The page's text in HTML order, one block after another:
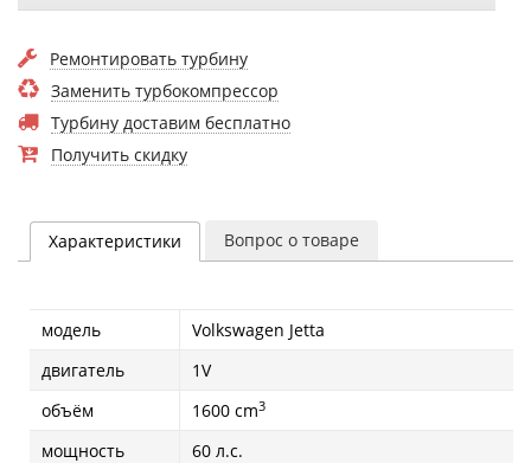
Ремонтировать турбину
Заменить турбокомпрессор
Турбину доставим бесплатно
Получить скидку
Характеристики Вопрос о товаре
модель
Volkswagen Jetta
двигатель
1V
объём
1600 cm3
мощность
60 л.с.